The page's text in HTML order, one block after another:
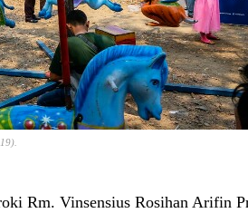
Rm. Vinsensius Rosihan Arifin